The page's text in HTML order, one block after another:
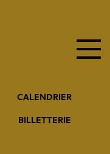
CALENDRIER
BILLETTERIE